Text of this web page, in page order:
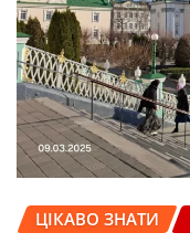
ЦІКАВО ЗНАТИ